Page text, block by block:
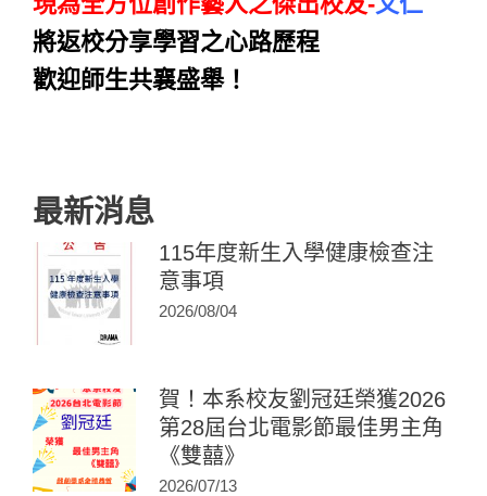
將返校分享學習之心路歷程
歡迎師生共襄盛舉！
最新消息
115年度新生入學健康檢查注
意事項
2026/08/04
賀！本系校友劉冠廷榮獲2026
第28屆台北電影節最佳男主角
《雙囍》
2026/07/13